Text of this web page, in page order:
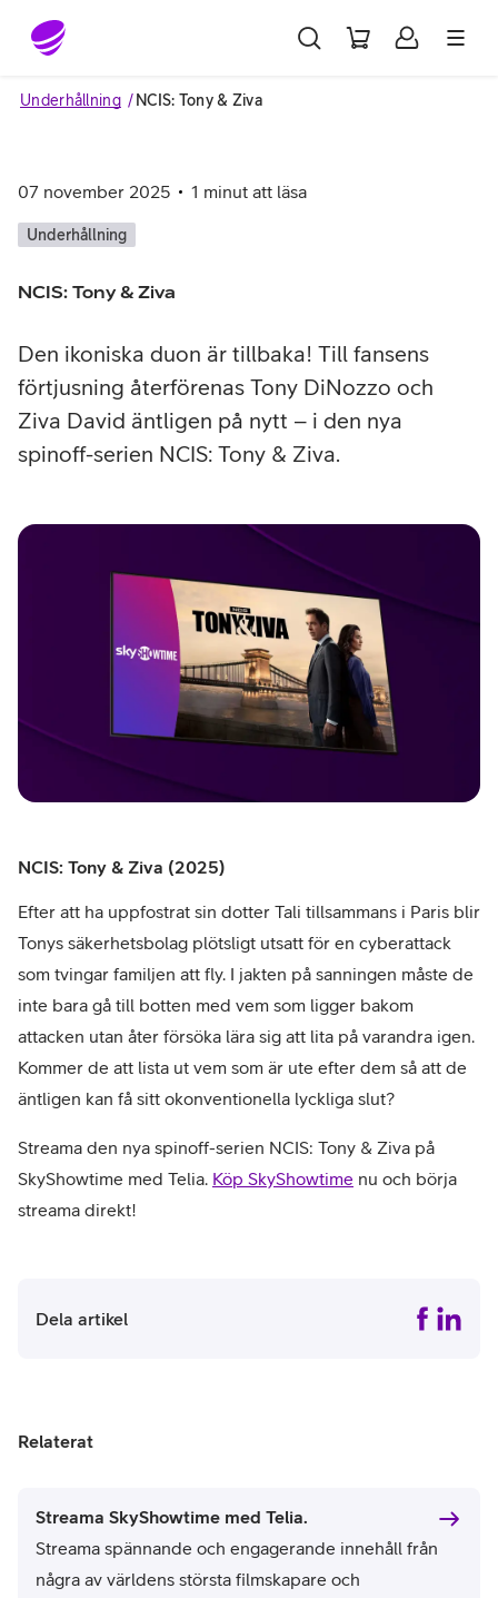
Gå till sidans innehåll
Underhållning NCIS: Tony & Ziva
07 november 2025 1 minut att läsa
Underhållning
NCIS: Tony & Ziva
Den ikoniska duon är tillbaka! Till fansens
förtjusning återförenas Tony DiNozzo och
Ziva David äntligen på nytt – i den nya
spinoff-serien NCIS: Tony & Ziva.
NCIS: Tony & Ziva (2025)
Efter att ha uppfostrat sin dotter Tali tillsammans i Paris blir
Tonys säkerhetsbolag plötsligt utsatt för en cyberattack
som tvingar familjen att fly. I jakten på sanningen måste de
inte bara gå till botten med vem som ligger bakom
attacken utan åter försöka lära sig att lita på varandra igen.
Kommer de att lista ut vem som är ute efter dem så att de
äntligen kan få sitt okonventionella lyckliga slut?
Streama den nya spinoff-serien NCIS: Tony & Ziva på
SkyShowtime med Telia. Köp SkyShowtime nu och börja
streama direkt!
Dela artikel
Relaterat
Streama SkyShowtime med Telia.
Streama spännande och engagerande innehåll från
några av världens största filmskapare och